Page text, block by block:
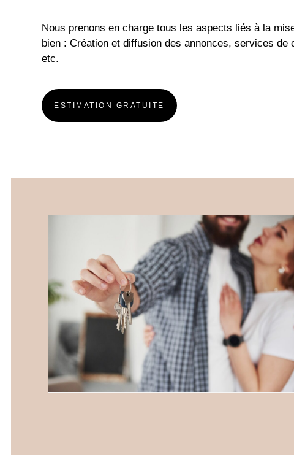
Nous prenons en charge tous les aspects liés à la
bien : Création et diffusion des annonces, services de
etc.
ESTIMATION GRATUITE